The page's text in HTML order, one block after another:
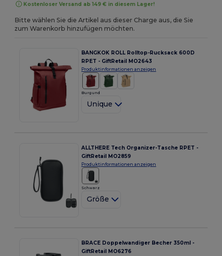
Kostenloser Versand ab 149 € in diesem Lager!
Bitte wählen Sie die Artikel aus dieser Charge aus, die Sie
zum Warenkorb hinzufügen möchten.
BANGKOK ROLL Rolltop-Rucksack 600D
RPET - GiftRetail MO2643
Produktinformationen anzeigen
Burgund
Unique
ALLTHERE Tech Organizer-Tasche RPET -
GiftRetail MO2859
Produktinformationen anzeigen
Schwarz
Größe
BRACE Doppelwandiger Becher 350ml -
GiftRetail MO6276